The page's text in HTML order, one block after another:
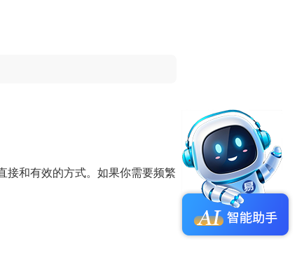
接和有效的方式。如果你需要频繁